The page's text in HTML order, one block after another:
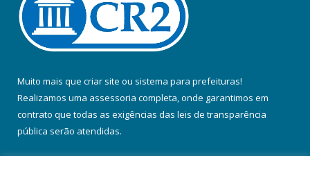
Muito mais que criar site ou sistema para prefeituras!
Realizamos uma assessoria completa, onde garantimos em
contrato que todas as exigências das leis de transparência
pública serão atendidas.